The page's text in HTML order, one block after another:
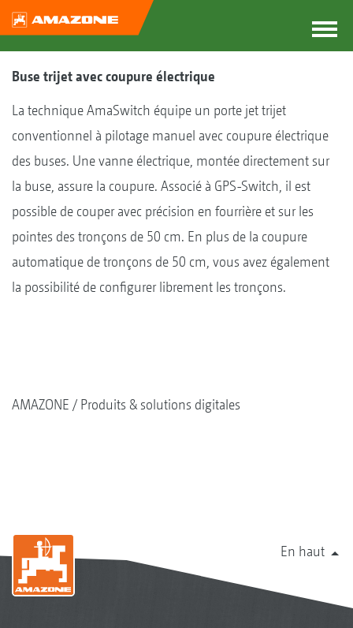
Buse trijet avec coupure électrique
La technique AmaSwitch équipe un porte jet trijet
conventionnel à pilotage manuel avec coupure électrique
des buses. Une vanne électrique, montée directement sur
la buse, assure la coupure. Associé à GPS-Switch, il est
possible de couper avec précision en fourrière et sur les
pointes des tronçons de 50 cm. En plus de la coupure
automatique de tronçons de 50 cm, vous avez également
la possibilité de configurer librement les tronçons.
AMAZONE Produits & solutions digitales
En haut